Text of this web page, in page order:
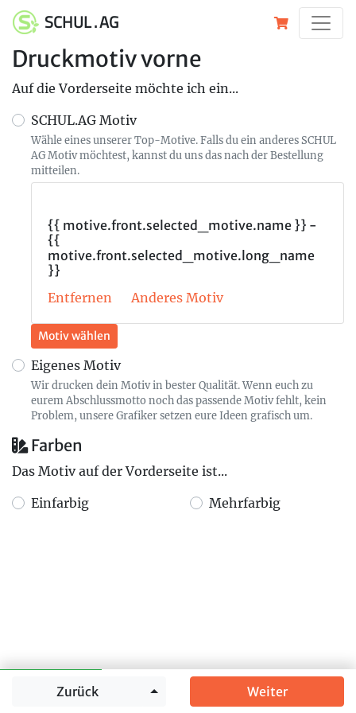
SCHUL . AG
Zurück Springe zu Weiter
Druckmotiv vorne
Auf die Vorderseite möchte ich ein...
SCHUL.AG Motiv
Wähle eines unserer Top-Motive. Falls du ein anderes SCHUL
AG Motiv möchtest, kannst du uns das nach der Bestellung
mitteilen.
{{ motive.front.selected_motive.name }} -
{{
motive.front.selected_motive.long_name
}}
Entfernen
Anderes Motiv
Motiv wählen
Eigenes Motiv
Wir drucken dein Motiv in bester Qualität. Wenn euch zu
eurem Abschlussmotto noch das passende Motiv fehlt, kein
Problem, unsere Grafiker setzen eure Ideen grafisch um.
Farben
Das Motiv auf der Vorderseite ist...
Einfarbig
Mehrfarbig